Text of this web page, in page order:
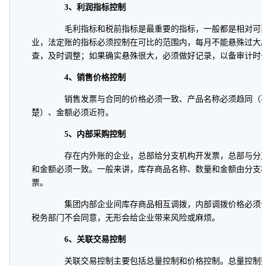
3、利润指标控制
毛利指标和税前指标是最重要的指标，一般都是相对可
业，法定账的指标必须控制在可比的范围内，每月不能悬殊过
查，及时调整；如果确实悬殊很大，必须做好记录，以备审计
4、销售价格控制
销售发票与合同的价格必须一致、产品名称必须趋同（
楚）、金额必须近符。
5、内部采购控制
存在内外账的企业，总部给分支机构开发票，总部与分
和金额必须一致。一般来讲，库存商品名称、数量和金额由分
票。
集团内部企业间库存商品相互调拨，内部调拨价格必须
税务部门不会同意，无形会给企业带来风险或麻烦。
6、关联交易控制
关联交易控制主要包括总量控制和价格控制。总量控制